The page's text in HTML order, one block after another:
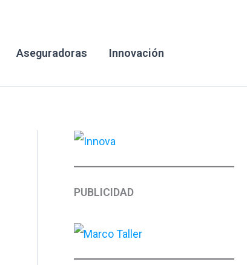
Aseguradoras
Innovación
PUBLICIDAD